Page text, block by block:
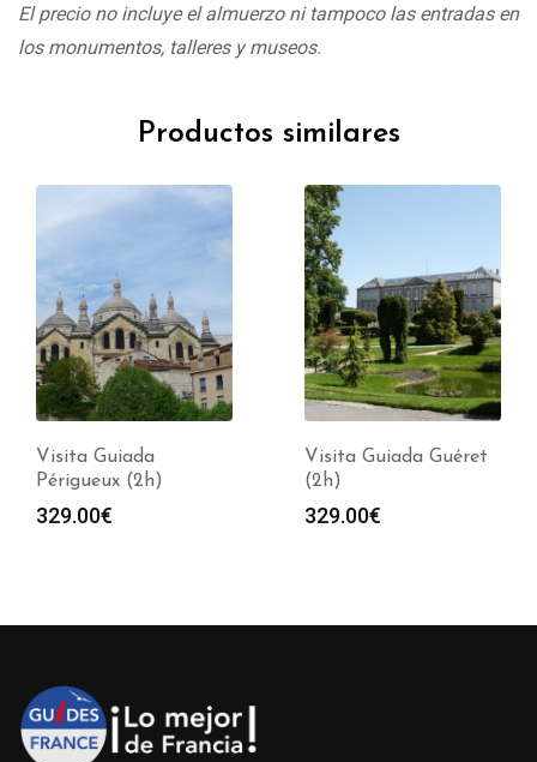
El precio no incluye el almuerzo ni tampoco las entradas en
los monumentos, talleres y museos.
Productos similares
Visita Guiada
Périgueux (2h)
329.00€
Visita Guiada Guéret
(2h)
329.00€